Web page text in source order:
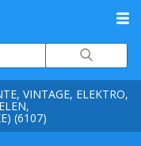
VINTAGE, ELEKTRO,
(6107)